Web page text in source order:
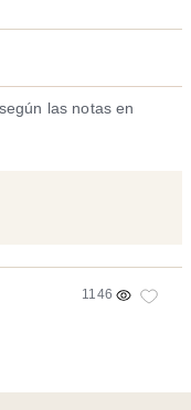
las notas en
1146